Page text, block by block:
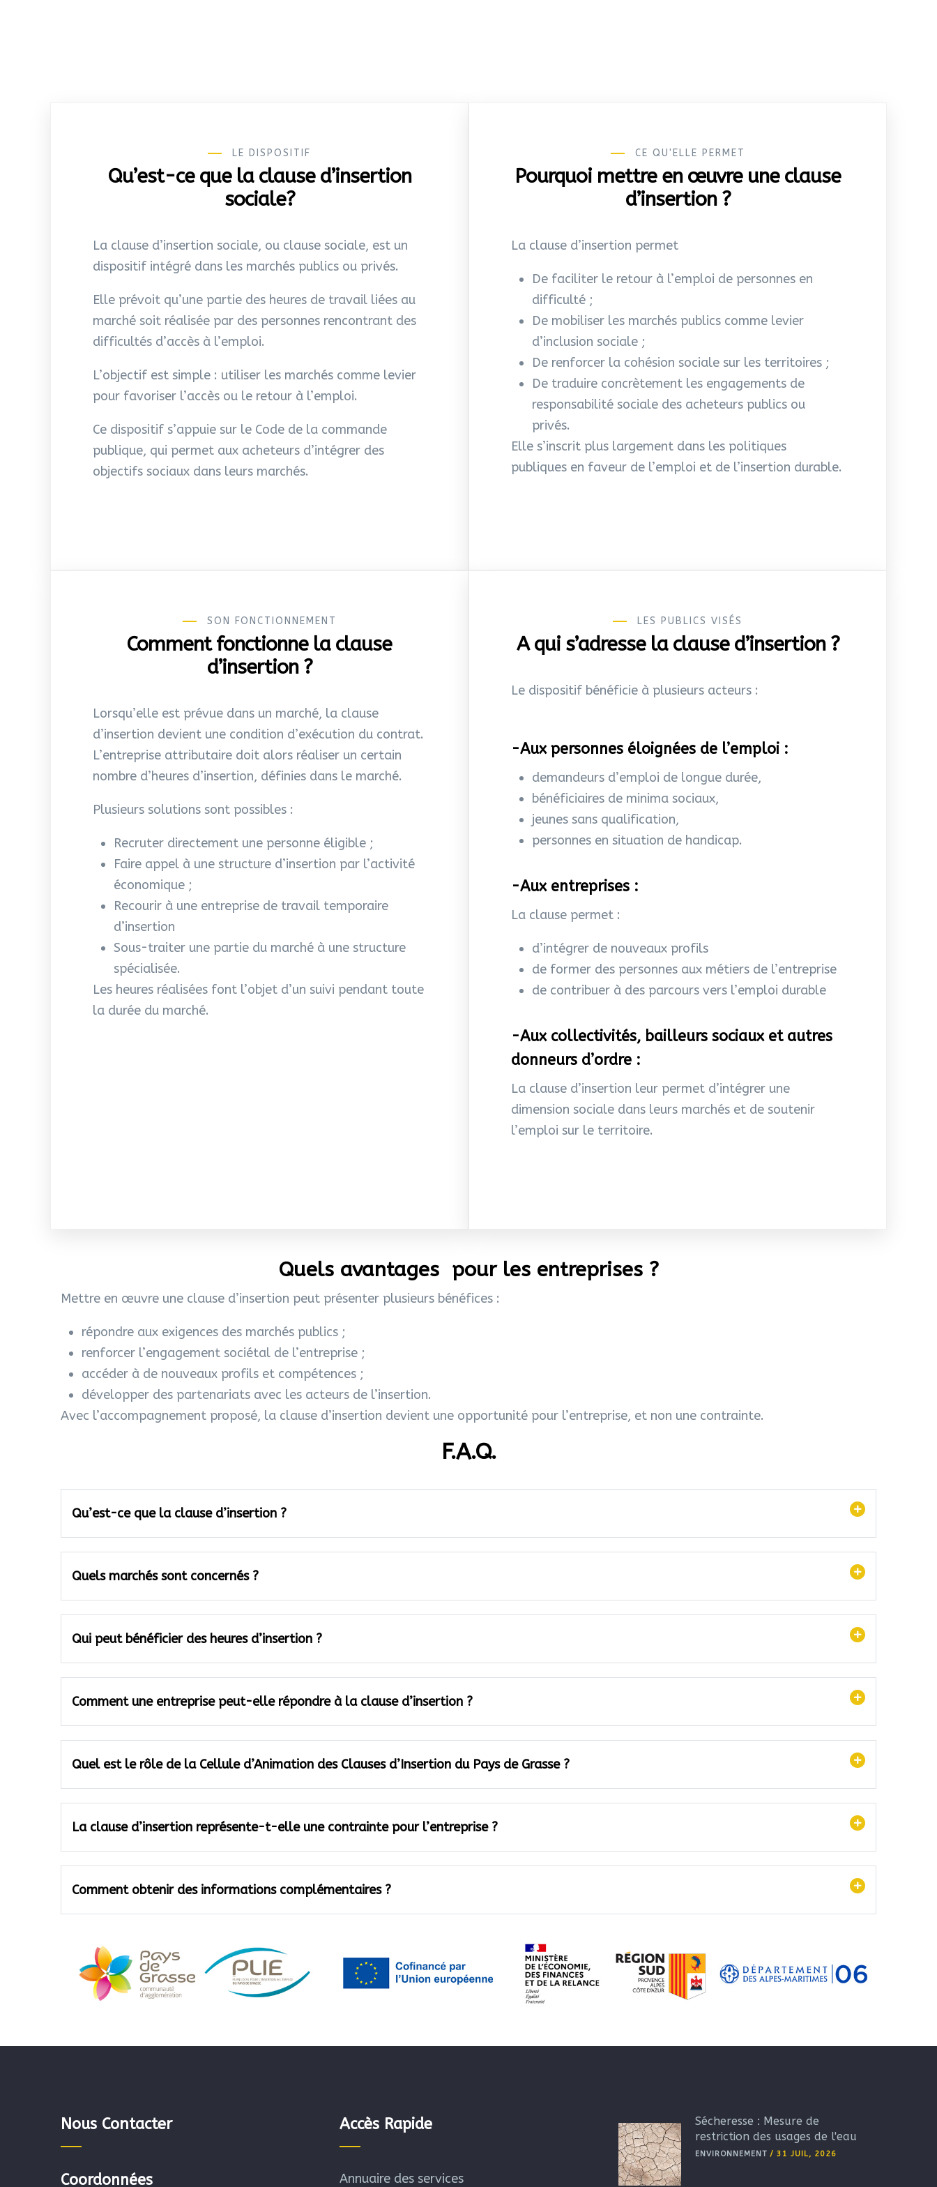
LE DISPOSITIF
Qu’est-ce que la clause d’insertion
sociale?
La clause d’insertion sociale, ou clause sociale, est un
dispositif intégré dans les marchés publics ou privés.
Elle prévoit qu’une partie des heures de travail liées au
marché soit réalisée par des personnes rencontrant des
difficultés d’accès à l’emploi.
L’objectif est simple : utiliser les marchés comme levier
pour favoriser l’accès ou le retour à l’emploi.
Ce dispositif s’appuie sur le Code de la commande
publique, qui permet aux acheteurs d’intégrer des
objectifs sociaux dans leurs marchés.
CE QU'ELLE PERMET
Pourquoi mettre en œuvre une clause
d’insertion ?
La clause d’insertion permet
De faciliter le retour à l’emploi de personnes en
difficulté ;
De mobiliser les marchés publics comme levier
d’inclusion sociale ;
De renforcer la cohésion sociale sur les territoires ;
De traduire concrètement les engagements de
responsabilité sociale des acheteurs publics ou
privés.
Elle s’inscrit plus largement dans les politiques
publiques en faveur de l’emploi et de l’insertion durable.
SON FONCTIONNEMENT
Comment fonctionne la clause
d’insertion ?
Lorsqu’elle est prévue dans un marché, la clause
d’insertion devient une condition d’exécution du contrat.
L’entreprise attributaire doit alors réaliser un certain
nombre d’heures d’insertion, définies dans le marché.
Plusieurs solutions sont possibles :
Recruter directement une personne éligible ;
Faire appel à une structure d’insertion par l’activité
économique ;
Recourir à une entreprise de travail temporaire
d’insertion
Sous-traiter une partie du marché à une structure
spécialisée.
Les heures réalisées font l’objet d’un suivi pendant toute
la durée du marché.
LES PUBLICS VISÉS
A qui s’adresse la clause d’insertion ?
Le dispositif bénéficie à plusieurs acteurs :
-Aux personnes éloignées de l’emploi :
demandeurs d’emploi de longue durée,
bénéficiaires de minima sociaux,
jeunes sans qualification,
personnes en situation de handicap.
-Aux entreprises :
La clause permet :
d’intégrer de nouveaux profils
de former des personnes aux métiers de l’entreprise
de contribuer à des parcours vers l’emploi durable
-Aux collectivités, bailleurs sociaux et autres
donneurs d’ordre :
La clause d’insertion leur permet d’intégrer une
dimension sociale dans leurs marchés et de soutenir
l’emploi sur le territoire.
Quels avantages pour les entreprises ?
Mettre en œuvre une clause d’insertion peut présenter plusieurs bénéfices :
répondre aux exigences des marchés publics ;
renforcer l’engagement sociétal de l’entreprise ;
accéder à de nouveaux profils et compétences ;
développer des partenariats avec les acteurs de l’insertion.
Avec l’accompagnement proposé, la clause d’insertion devient une opportunité pour l’entreprise, et non une contrainte.
F.A.Q.
Qu’est-ce que la clause d’insertion ?
Quels marchés sont concernés ?
Qui peut bénéficier des heures d’insertion ?
Comment une entreprise peut-elle répondre à la clause d’insertion ?
Quel est le rôle de la Cellule d’Animation des Clauses d’Insertion du Pays de Grasse ?
La clause d’insertion représente-t-elle une contrainte pour l’entreprise ?
Comment obtenir des informations complémentaires ?
Nous Contacter
Coordonnées
Accès Rapide
Annuaire des services
Sécheresse : Mesure de
restriction des usages de l'eau
ENVIRONNEMENT / 31 JUIL, 2026